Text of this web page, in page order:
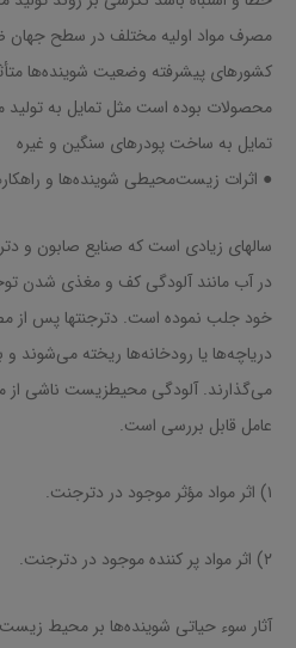
مصرف مواد اولیه مختلف در سطح جهان
کشورهای پیشرفته وضعیت شوینده‌ها
محصولات بوده است مثل تمایل به
تمایل به ساخت پودرهای سنگین و غیره
● اثرات زیست‌محیطی شوینده‌ها و
سالهای زیادی است که صنایع صابون و
در آب مانند آلودگی کف و مغذی شدن
خود جلب نموده است. دترجنتها پس از
دریاچه‌ها یا رودخانه‌ها ریخته
می‌گذارند. آلودگی محیطزیست ناشی از
عامل قابل بررسی است.
۱) اثر مواد مؤثر موجود در دترجنت.
۲) اثر مواد پر کننده موجود در دترجنت.
آثار سوء حیاتی شوینده‌ها بر محیط زیست